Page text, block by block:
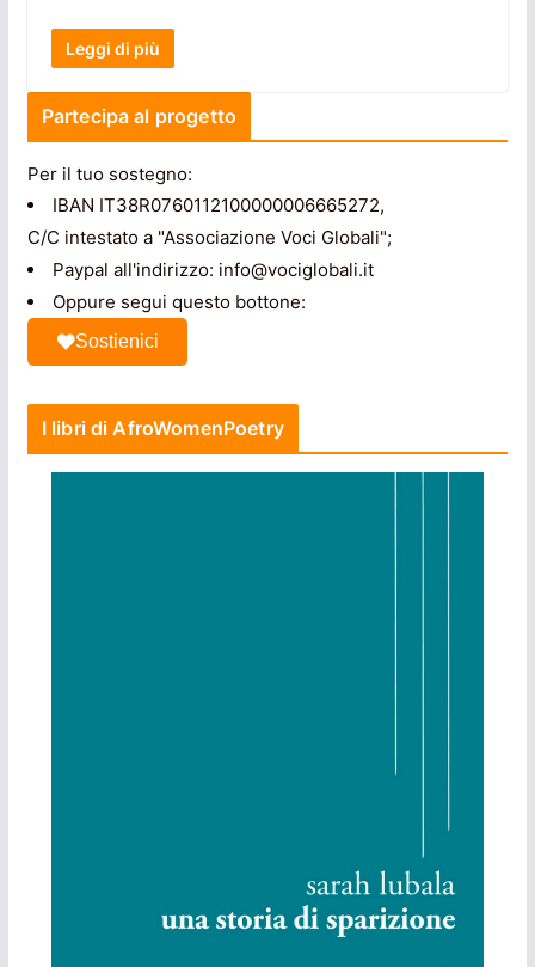
Leggi di più
Partecipa al progetto
Per il tuo sostegno:
IBAN IT38R0760112100000006665272,
C/C intestato a "Associazione Voci Globali";
Paypal all'indirizzo: info@vociglobali.it
Oppure segui questo bottone:
Sostienici
I libri di AfroWomenPoetry